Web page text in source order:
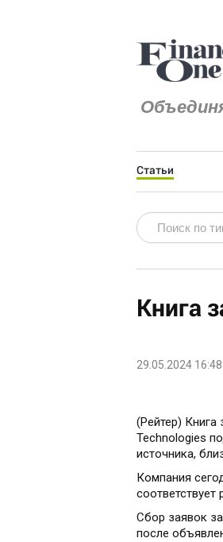
Статьи
Книга
29.05.2024 16:48
(Рейтер) Книга
Technologies
источника,
Компания
Сбор заявок
после